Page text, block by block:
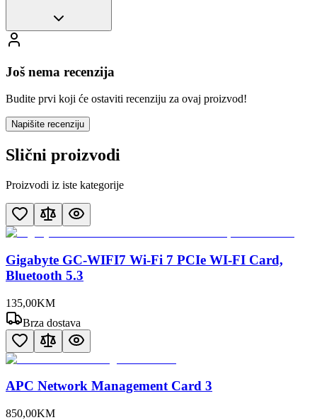
Još nema recenzija
Budite prvi koji će ostaviti recenziju za ovaj proizvod!
Napišite recenziju
Slični proizvodi
Proizvodi iz iste kategorije
Gigabyte GC-WIFI7 Wi-Fi 7 PCIe WI-FI Card,
Bluetooth 5.3
135,00KM
Brza dostava
APC Network Management Card 3
850,00KM